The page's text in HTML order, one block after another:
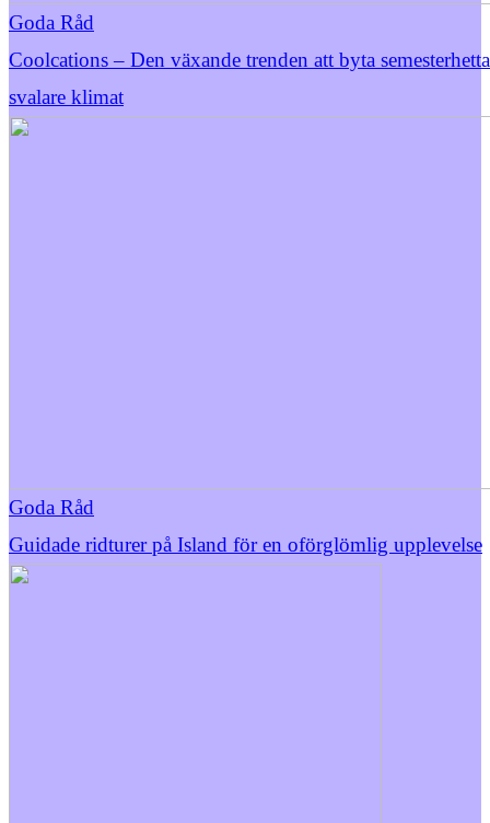
Goda Råd
Coolcations – Den växande trenden att byta
svalare klimat
Goda Råd
Guidade ridturer på Island för en oförglömlig upplevelse